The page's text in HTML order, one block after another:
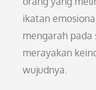
ikatan
mengarah pada
merayakan
wujudnya.